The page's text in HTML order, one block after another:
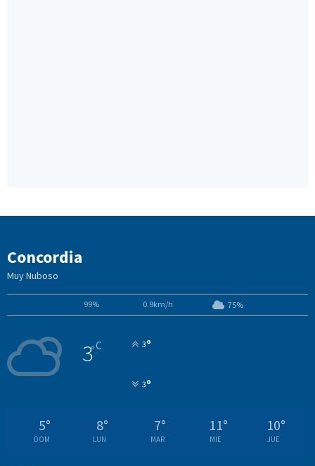
Concordia
Muy Nuboso
99% 0.9km/h 75%
3°C 3°
3°
5°
DOM
8°
LUN
7°
MAR
11°
MIE
10°
JUE